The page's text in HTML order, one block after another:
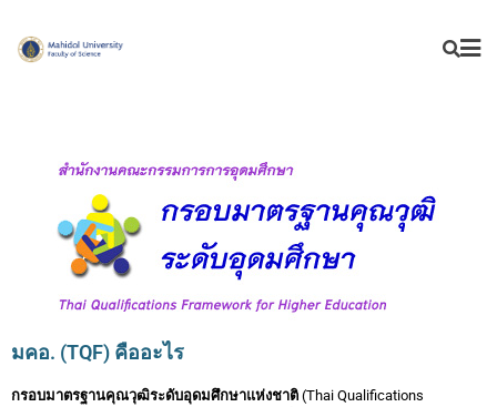
มคอ. (TQF) คืออะไร
กรอบมาตรฐานคุณวุฒิระดับอุดมศึกษาแห่งชาติ (Thai Qualifications